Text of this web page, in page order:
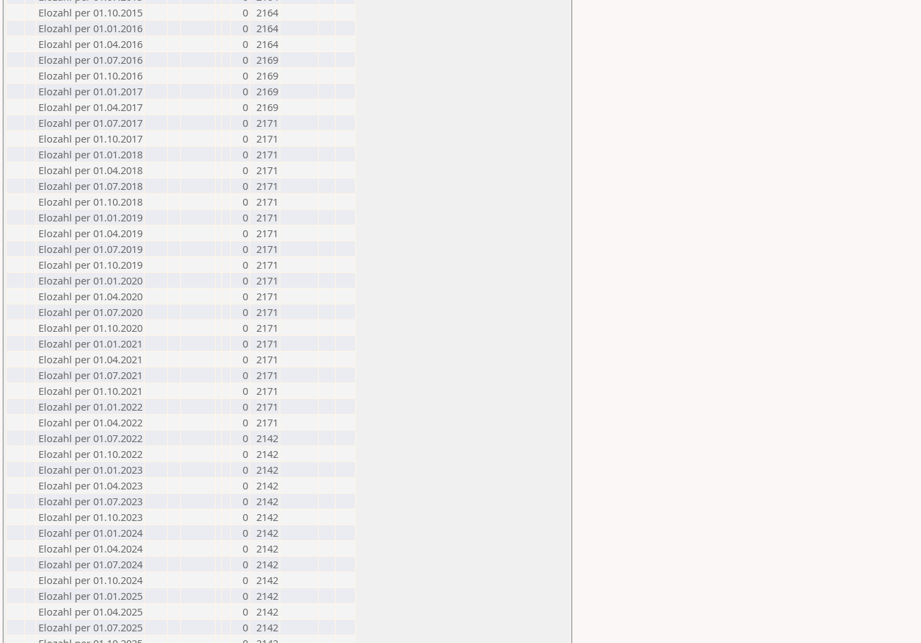
Elozahl per 01.10.2015
0 2164
Elozahl per 01.01.2016
0 2164
Elozahl per 01.04.2016
0 2164
Elozahl per 01.07.2016
0 2169
Elozahl per 01.10.2016
0 2169
Elozahl per 01.01.2017
0 2169
Elozahl per 01.04.2017
0 2169
Elozahl per 01.07.2017
0 2171
Elozahl per 01.10.2017
0 2171
Elozahl per 01.01.2018
0 2171
Elozahl per 01.04.2018
0 2171
Elozahl per 01.07.2018
0 2171
Elozahl per 01.10.2018
0 2171
Elozahl per 01.01.2019
0 2171
Elozahl per 01.04.2019
0 2171
Elozahl per 01.07.2019
0 2171
Elozahl per 01.10.2019
0 2171
Elozahl per 01.01.2020
0 2171
Elozahl per 01.04.2020
0 2171
Elozahl per 01.07.2020
0 2171
Elozahl per 01.10.2020
0 2171
Elozahl per 01.01.2021
0 2171
Elozahl per 01.04.2021
0 2171
Elozahl per 01.07.2021
0 2171
Elozahl per 01.10.2021
0 2171
Elozahl per 01.01.2022
0 2171
Elozahl per 01.04.2022
0 2171
Elozahl per 01.07.2022
0 2142
Elozahl per 01.10.2022
0 2142
Elozahl per 01.01.2023
0 2142
Elozahl per 01.04.2023
0 2142
Elozahl per 01.07.2023
0 2142
Elozahl per 01.10.2023
0 2142
Elozahl per 01.01.2024
0 2142
Elozahl per 01.04.2024
0 2142
Elozahl per 01.07.2024
0 2142
Elozahl per 01.10.2024
0 2142
Elozahl per 01.01.2025
0 2142
Elozahl per 01.04.2025
0 2142
Elozahl per 01.07.2025
0 2142